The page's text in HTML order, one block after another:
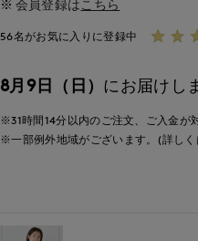
会員登録は こちら
56名がお気に入りに登録中
8月9日（日） にお届けし
※31時間14分以内のご注文、ご入金が
※一部例外地域がございます。(詳しく